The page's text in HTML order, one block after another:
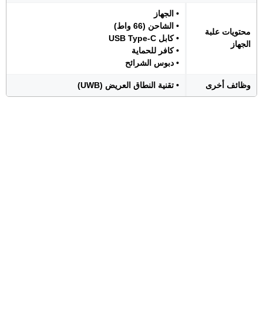
محتويات علبة
الجهاز
• الجهاز
• الشاحن (66 واط)
• كابل USB Type-C
• كافر للحماية
• دبوس الشرائح
وظائف أخرى • تقنية النطاق العريض (UWB)